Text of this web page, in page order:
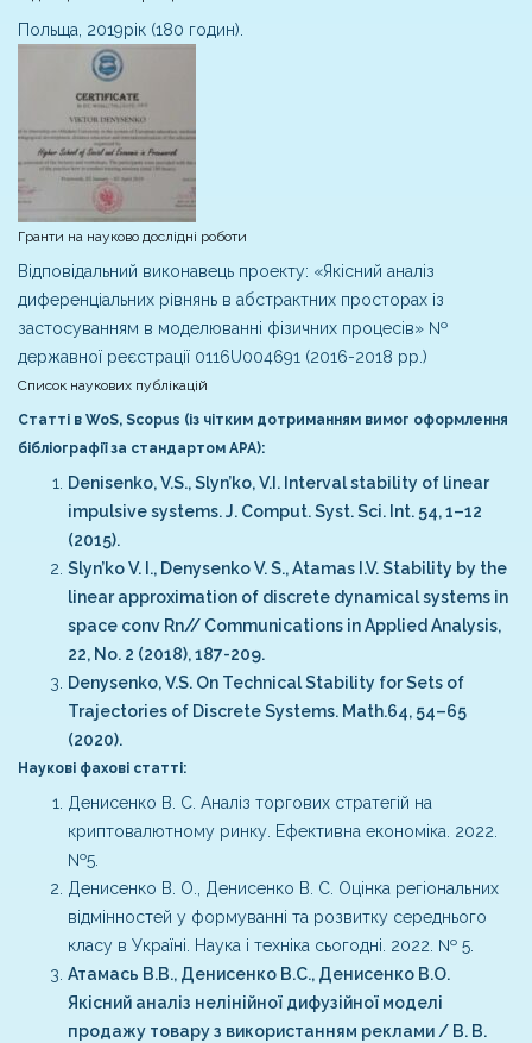
Польща, 2019рік (180 годин).
Гранти на науково дослідні роботи
Відповідальний виконавець проекту: «Якісний аналіз
диференціальних рівнянь в абстрактних просторах із
застосуванням в моделюванні фізичних процесів» №
державної реєстрації 0116U004691 (2016-2018 рр.)
Список наукових публікацій
Статті в WoS, Scopus (із чітким дотриманням вимог оформлення
бібліографії за стандартом АРА):
Denisenko, V.S., Slyn’ko, V.I. Interval stability of linear
impulsive systems. J. Comput. Syst. Sci. Int. 54, 1–12
(2015).
Slyn’ko V. I., Denysenko V. S., Atamas I.V. Stability by the
linear approximation of discrete dynamical systems in
space conv Rn// Communications in Applied Analysis,
22, No. 2 (2018), 187-209.
Denysenko, V.S. On Technical Stability for Sets of
Trajectories of Discrete Systems. Math.64, 54–65
(2020).
Наукові фахові статті:
Денисенко В. С. Аналіз торгових стратегій на
криптовалютному ринку. Ефективна економіка. 2022.
№5.
Денисенко В. О., Денисенко В. С. Оцінка регіональних
відмінностей у формуванні та розвитку середнього
класу в Україні. Наука і техніка сьогодні. 2022. № 5.
Атамась В.В., Денисенко В.С., Денисенко В.О.
Якісний аналіз нелінійної дифузійної моделі
продажу товару з використанням реклами / В. В.